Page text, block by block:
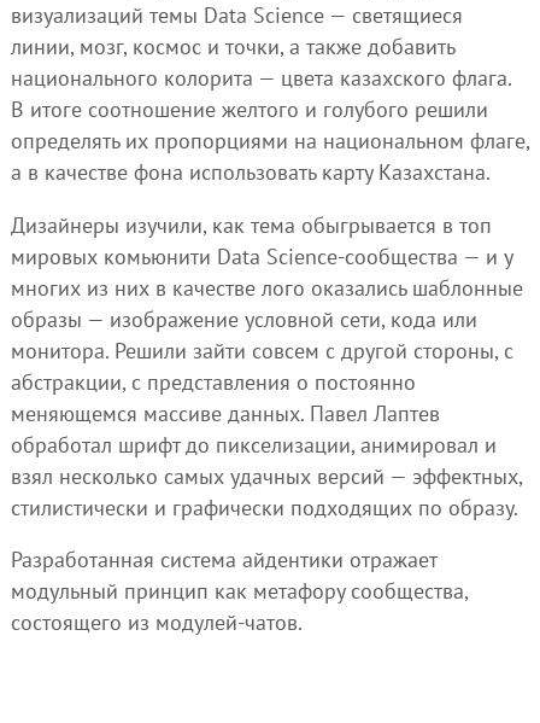
визуализаций темы Data Science — светящиеся
линии, мозг, космос и точки, а также добавить
национального колорита — цвета казахского флага.
В итоге соотношение желтого и голубого решили
определять их пропорциями на национальном флаге,
а в качестве фона использовать карту Казахстана.
Дизайнеры изучили, как тема обыгрывается в топ
мировых комьюнити Data Science-сообщества — и у
многих из них в качестве лого оказались шаблонные
образы — изображение условной сети, кода или
монитора. Решили зайти совсем с другой стороны, с
абстракции, с представления о постоянно
меняющемся массиве данных. Павел Лаптев
обработал шрифт до пикселизации, анимировал и
взял несколько самых удачных версий — эффектных,
стилистически и графически подходящих по образу.
Разработанная система айдентики отражает
модульный принцип как метафору сообщества,
состоящего из модулей-чатов.